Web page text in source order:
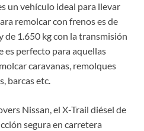
un vehículo ideal para llevar
remolcar con frenos es de
de 1.650 kg con la transmisión
es perfecto para aquellas
caravanas, remolques
barcas etc.
Nissan, el X-Trail diésel de
segura en carretera